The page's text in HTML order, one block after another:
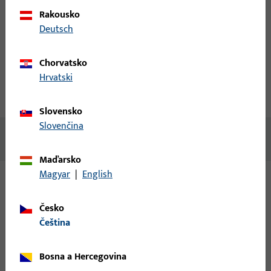
Popis produktu
Varianty
Pro tento produkt jsou k dispozici následující varianty:
6-36120-18-L-1 | Falcový rohový pant |
Rakousko
Deutsch
Chorvatsko
Hrvatski
Slovensko
Slovenčina
Maďarsko
Magyar | English
Česko
čeština
Bosna a Hercegovina